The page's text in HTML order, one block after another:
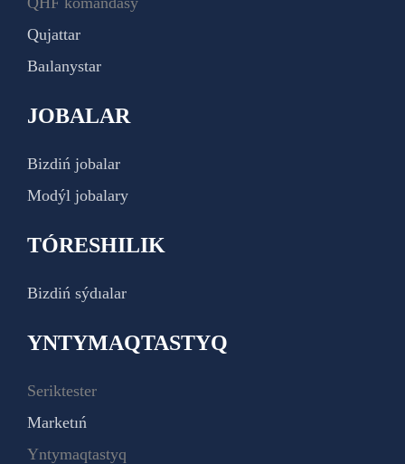
Qujattar
Baılanystar
JOBALAR
Bizdiń jobalar
Modýl jobalary
TÓRESHILIK
Bizdiń sýdıalar
YNTYMAQTASTYQ
Seriktester
Marketıń
Yntymaqtastyq